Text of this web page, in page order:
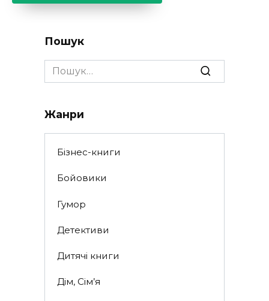
Пошук
Search
for:
Жанри
Бізнес-книги
Бойовики
Гумор
Детективи
Дитячі книги
Дім, Сім’я